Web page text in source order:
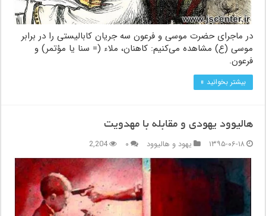
در ماجرای حضرت موسی و فرعون سه جریان كابالیستی را در برابر
موسی (ع) مشاهده می‌كنیم: كاهنان، ملاء (= سنا يا مؤتمر) و
فرعون.
بیشتر بخوانید »
هالیوود یهودی و مقابله با مهدویت
۱۳۹۵-۰۶-۱۸
یهود و هالیوود ۰ 2,204